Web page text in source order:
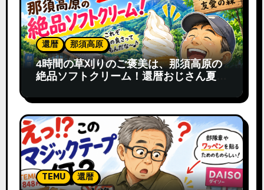
還暦 那須高原
4時間の草刈りのご褒美は、那須高原の
絶品ソフトクリーム！還暦おじさん夏の
TEMU 還暦